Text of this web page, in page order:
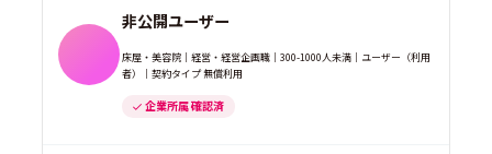
非公開ユーザー
床屋・美容院｜経営・経営企画職｜300-1000人未満｜ユーザー（利用
者）｜契約タイプ 無償利用
企業所属 確認済